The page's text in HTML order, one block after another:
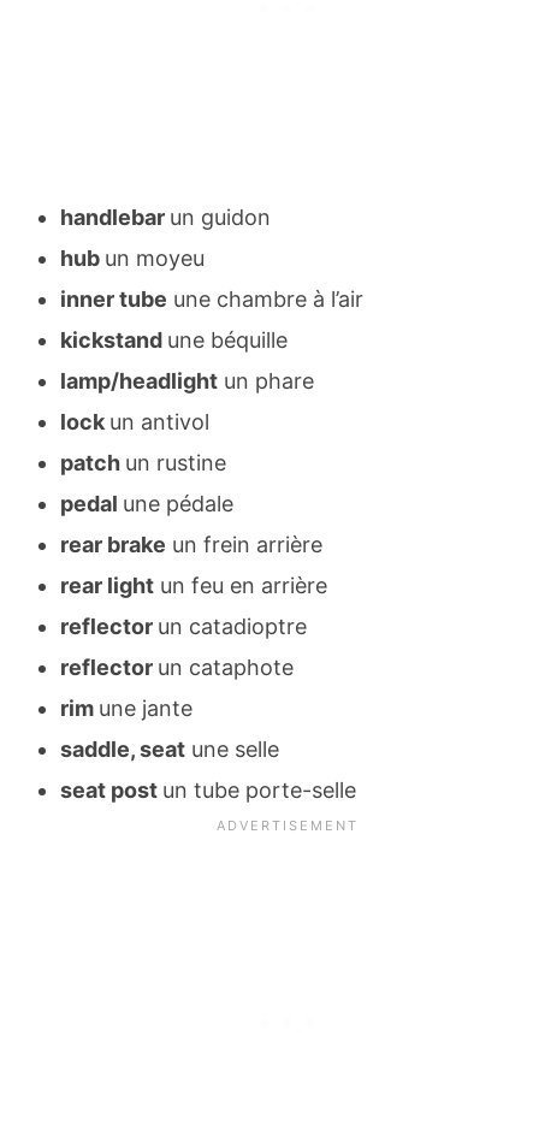
handlebar un guidon
hub un moyeu
inner tube une chambre à l’air
kickstand une béquille
lamp/headlight un phare
lock un antivol
patch un rustine
pedal une pédale
rear brake un frein arrière
rear light un feu en arrière
reflector un catadioptre
reflector un cataphote
rim une jante
saddle, seat une selle
seat post un tube porte-selle